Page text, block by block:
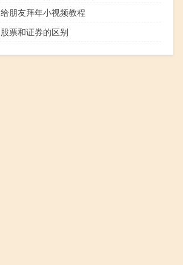
给朋友拜年小视频教程
股票和证券的区别